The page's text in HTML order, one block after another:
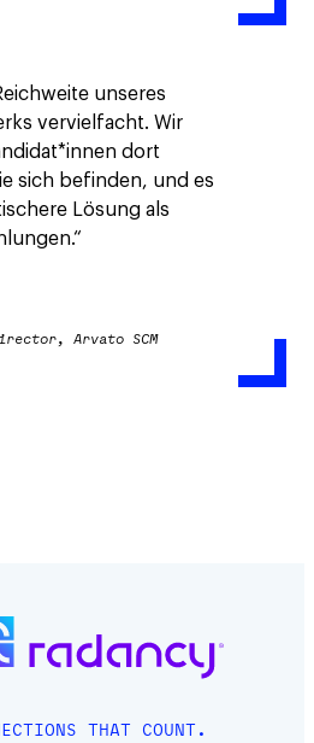
unseres
vervielfacht. Wir
dort
sich befinden, und es
Lösung als
Director, Arvato SCM
THAT COUNT.